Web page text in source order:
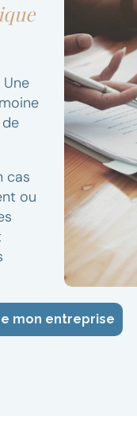
cas
ou
mon entreprise